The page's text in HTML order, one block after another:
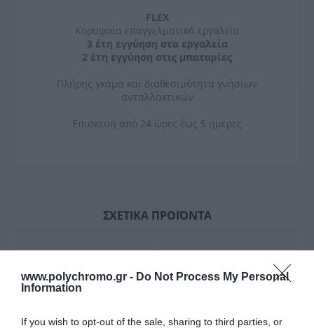
www.polychromo.gr - Do Not Process My Personal
Information
If you wish to opt-out of the sale, sharing to third parties, or
FLEX
Κορυφαία επαγγελματικά εργαλεία
3 έτη εγγύηση στα εργαλεία
2 έτη εγγύηση στις μπαταρίες
Πλήρης γκάμα και διαθεσιμότητα γνήσιων
ανταλλακτικών
Επισκευή από 24 ώρες έως 5 ημέρες
ΣΧΕΤΙΚΆ ΠΡΟΪΌΝΤΑ